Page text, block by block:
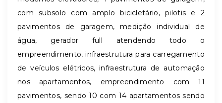
com subsolo com amplo bicicletário, pilotis e 2
pavimentos de garagem, medição individual de
água, gerador full atendendo todo o
empreendimento, infraestrutura para carregamento
de veículos elétricos, infraestrutura de automação
nos apartamentos, empreendimento com 11
pavimentos, sendo 10 com 14 apartamentos sendo